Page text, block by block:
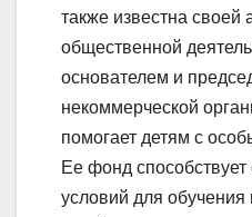
также известна своей
общественной
основателем и
некоммерческой
помогает детям с
Ее фонд
условий для обучения